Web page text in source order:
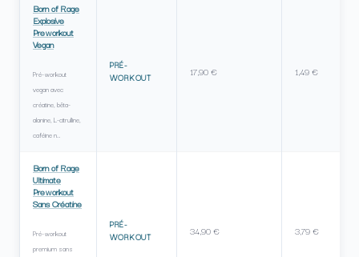
Born of Rage
Explosive
Preworkout
Vegan
Pré-workout
vegan avec
créatine, bêta-
alanine, L-citrulline,
caféine n…
PRÉ-
WORKOUT
17,90 € 1,49 €
Born of Rage
Ultimate
Preworkout
Sans Créatine
Pré-workout
premium sans
PRÉ-
WORKOUT
34,90 € 3,79 €